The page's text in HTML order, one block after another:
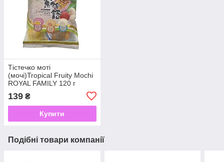
Тістечко моті
(мочі)Tropical Fruity Mochi
ROYAL FAMILY 120 г
139 ₴
Купити
Подібні товари компанії